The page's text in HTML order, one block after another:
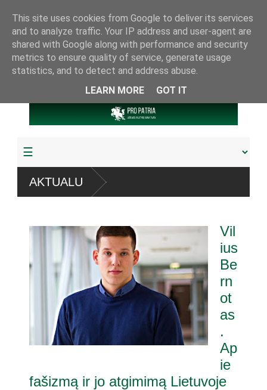
AKTUALU
referendumui dėl
Vil
ius
Be
rn
ot
as
.
Ap
ie
fašizmą ir jo atgimimą Lietuvoje
This site uses cookies from Google to deliver its services
and to analyze traffic. Your IP address and user-agent are
shared with Google along with performance and security
metrics to ensure quality of service, generate usage
statistics, and to detect and address abuse.
LEARN MORE
GOT IT